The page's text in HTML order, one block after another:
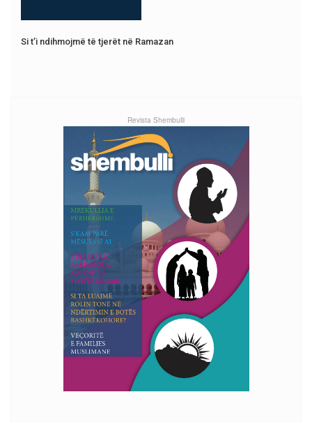
Si t’i ndihmojmë të tjerët në Ramazan
Revista Shembulli